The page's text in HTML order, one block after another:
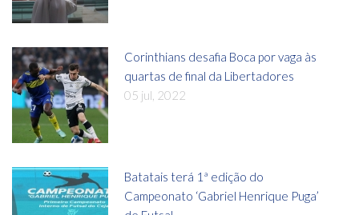
Corinthians desafia Boca por vaga às
quartas de final da Libertadores
05 jul, 2022
Batatais terá 1ª edição do
Campeonato ‘Gabriel Henrique Puga’